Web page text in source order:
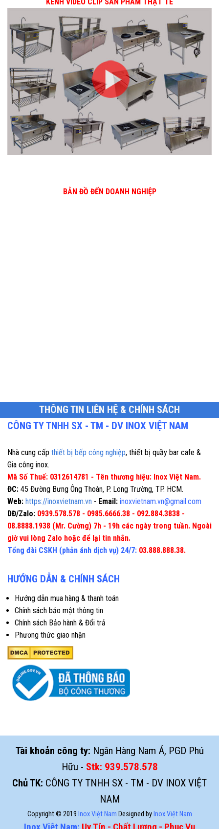
BẢN ĐỒ ĐẾN DOANH NGHIỆP
THÔNG TIN LIÊN HỆ & CHÍNH SÁCH
CÔNG TY TNHH SX - TM - DV INOX VIỆT NAM
Nhà cung cấp thiết bị bếp công nghiệp, thiết bị quầy bar cafe &
Gia công inox.
Mã Số Thuế: 0312614781 - Tên thương hiệu: Inox Việt Nam.
ĐC: 45 Đường Bưng Ông Thoàn, P. Long Trường, TP. HCM.
Web: https://inoxvietnam.vn - Email: inoxvietnam.vn@gmail.com
DĐ/Zalo: 0939.578.578 - 0985.6666.38 - 092.884.3838 -
08.8888.1938 (Mr. Cường) 7h - 19h các ngày trong tuần. Ngoài
giờ vui lòng Zalo hoặc để lại tin nhắn.
Tổng đài CSKH (phản ánh dịch vụ) 24/7: 03.888.888.38.
HƯỚNG DẪN & CHÍNH SÁCH
Hướng dẫn mua hàng & thanh toán
Chính sách bảo mật thông tin
Chính sách Bảo hành & Đổi trả
Phương thức giao nhận
Tài khoản công ty: Ngân Hàng Nam Á, PGD Phú
Hữu - Stk: 939.578.578
Chủ TK: CÔNG TY TNHH SX - TM - DV INOX VIỆT
NAM
Copyright © 2019 Inox Việt Nam Designed by Inox Việt Nam